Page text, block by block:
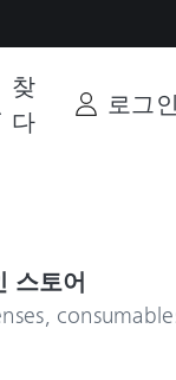
찾
다
로그인
스토어